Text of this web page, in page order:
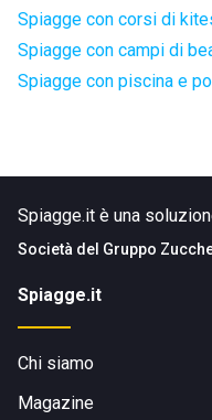
Spiagge con corsi di
Spiagge con campi di
Spiagge con piscina e
Spiagge.it è una
Società del Gruppo
Spiagge.it
Chi siamo
Magazine